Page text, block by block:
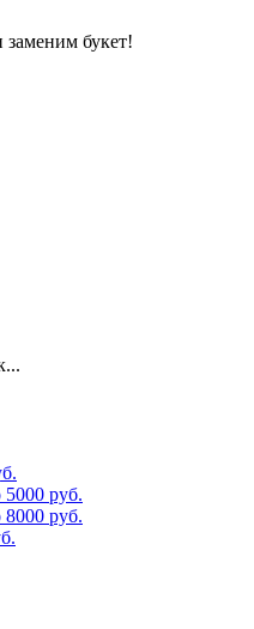
заменим букет!
5000 руб.
8000 руб.